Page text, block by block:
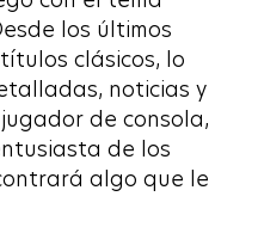
los últimos
clásicos, lo
noticias y
de consola,
de los
algo que le